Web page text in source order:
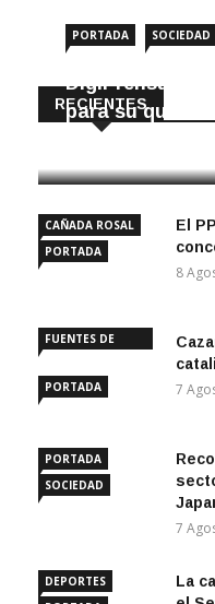
RECIENTES
PORTADA SOCIEDAD
DigiPrensa
para su
CAÑADA ROSAL
PORTADA
El
8
FUENTES DE
PORTADA
7
PORTADA
SOCIEDAD
7
DEPORTES
La